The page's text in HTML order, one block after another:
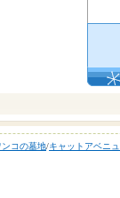
ンコの墓地/キャットアベニ